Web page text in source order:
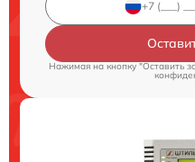
Нажимая на кнопку "Оставить